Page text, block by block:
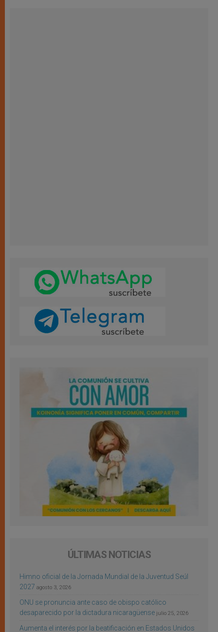
ÚLTIMAS NOTICIAS
Himno oficial de la Jornada Mundial de la Juventud Seúl
2027 agosto 3, 2026
ONU se pronuncia ante caso de obispo católico
desaparecido por la dictadura nicaragüense julio 25, 2026
Aumenta el interés por la beatificación en Estados Unidos